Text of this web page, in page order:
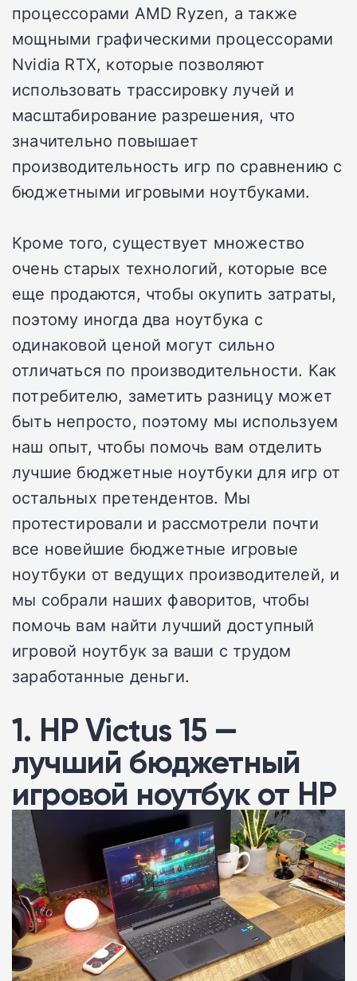
процессорами AMD Ryzen, а также
мощными графическими процессорами
Nvidia RTX, которые позволяют
использовать трассировку лучей и
масштабирование разрешения, что
значительно повышает
производительность игр по сравнению с
бюджетными игровыми ноутбуками.
Кроме того, существует множество
очень старых технологий, которые все
еще продаются, чтобы окупить затраты,
поэтому иногда два ноутбука с
одинаковой ценой могут сильно
отличаться по производительности. Как
потребителю, заметить разницу может
быть непросто, поэтому мы используем
наш опыт, чтобы помочь вам отделить
лучшие бюджетные ноутбуки для игр от
остальных претендентов. Мы
протестировали и рассмотрели почти
все новейшие бюджетные игровые
ноутбуки от ведущих производителей, и
мы собрали наших фаворитов, чтобы
помочь вам найти лучший доступный
игровой ноутбук за ваши с трудом
заработанные деньги.
1. HP Victus 15 —
лучший бюджетный
игровой ноутбук от HP